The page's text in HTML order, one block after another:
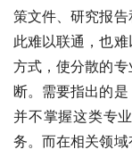
策文件、研究报
此难以联通，也
方式，使分散的专
断。需要指出的
并不掌握这类专
务。而在相关领域